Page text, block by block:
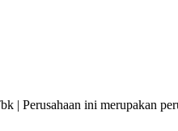
| Perusahaan ini merupakan